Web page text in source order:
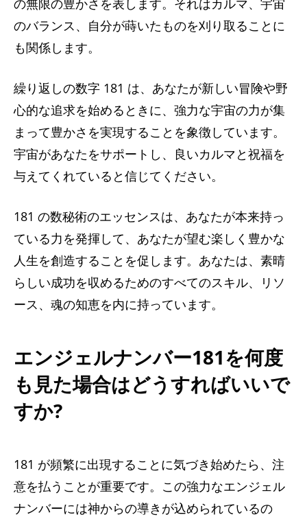
のバランス、自分が蒔いたものを刈り取ることに
も関係します。
繰り返しの数字 181 は、あなたが新しい冒険や野
心的な追求を始めるときに、強力な宇宙の力が集
まって豊かさを実現することを象徴しています。
宇宙があなたをサポートし、良いカルマと祝福を
与えてくれていると信じてください。
181 の数秘術のエッセンスは、あなたが本来持っ
ている力を発揮して、あなたが望む楽しく豊かな
人生を創造することを促します。あなたは、素晴
らしい成功を収めるためのすべてのスキル、リソ
ース、魂の知恵を内に持っています。
エンジェルナンバー181を何度
も見た場合はどうすればいいで
すか?
181 が頻繁に出現することに気づき始めたら、注
意を払うことが重要です。この強力なエンジェル
ナンバーには神からの導きが込められているの